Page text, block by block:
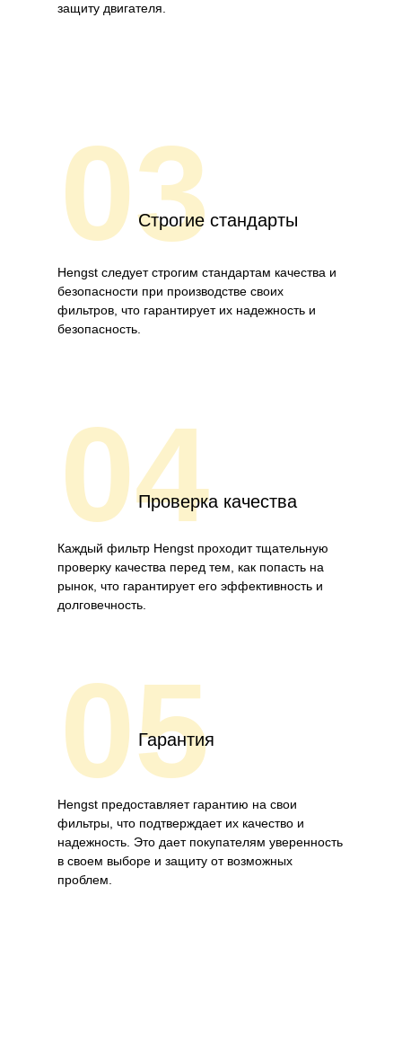
защиту двигателя.
03Строгие стандарты
Hengst следует строгим стандартам качества и
безопасности при производстве своих
фильтров, что гарантирует их надежность и
безопасность.
04Проверка качества
Каждый фильтр Hengst проходит тщательную
проверку качества перед тем, как попасть на
рынок, что гарантирует его эффективность и
долговечность.
05
Гарантия
Hengst предоставляет гарантию на свои
фильтры, что подтверждает их качество и
надежность. Это дает покупателям уверенность
в своем выборе и защиту от возможных
проблем.